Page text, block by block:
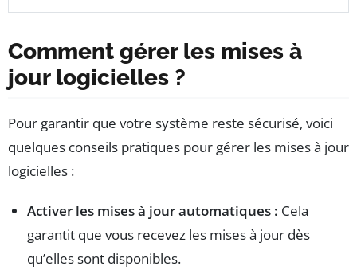
Comment gérer les mises à
jour logicielles ?
Pour garantir que votre système reste sécurisé, voici
quelques conseils pratiques pour gérer les mises à jour
logicielles :
Activer les mises à jour automatiques : Cela
garantit que vous recevez les mises à jour dès
qu’elles sont disponibles.